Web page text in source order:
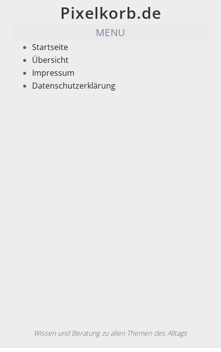
Pixelkorb.de
MENU
Startseite
Übersicht
Impressum
Datenschutzerklärung
Wissen und Beratung zu allen Themen des Alltags